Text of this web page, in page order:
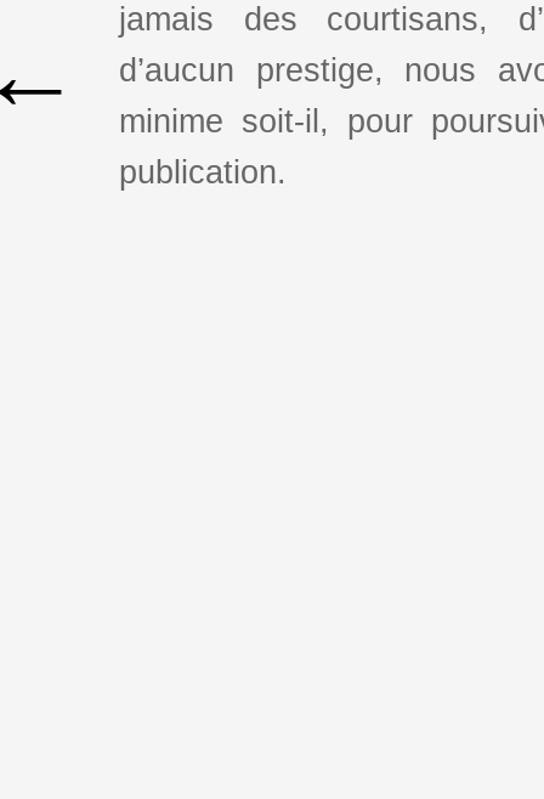
jamais des courtisans,
d’aucun prestige, nous
minime soit-il, pour
publication.